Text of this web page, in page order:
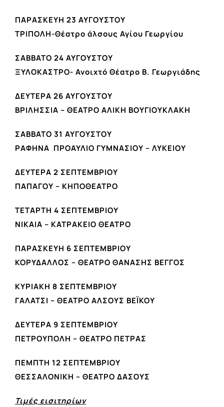
ΠΑΡΑΣΚΕΥΗ 23 ΑΥΓΟΥΣΤΟΥ
ΤΡΙΠΟΛΗ-Θέατρο άλσους Αγίου Γεωργίου
ΣΑΒΒΑΤΟ 24 ΑΥΓΟΥΣΤΟΥ
ΞΥΛΟΚΑΣΤΡΟ- Ανοιχτό Θέατρο Β. Γεωργιάδης
ΔΕΥΤΕΡΑ 26 ΑΥΓΟΥΣΤΟΥ
ΒΡΙΛΗΣΣΙΑ – ΘΕΑΤΡΟ ΑΛΙΚΗ ΒΟΥΓΙΟΥΚΛΑΚΗ
ΣΑΒΒΑΤΟ 31 ΑΥΓΟΥΣΤΟΥ
ΡΑΦΗΝΑ ΠΡΟΑΥΛΙΟ ΓΥΜΝΑΣΙΟΥ – ΛΥΚΕΙΟΥ
ΔΕΥΤΕΡΑ 2 ΣΕΠΤΕΜΒΡΙΟΥ
ΠΑΠΑΓΟΥ – ΚΗΠΟΘΕΑΤΡΟ
ΤΕΤΑΡΤΗ 4 ΣΕΠΤΕΜΒΡΙΟΥ
ΝΙΚΑΙΑ – ΚΑΤΡΑΚΕΙΟ ΘΕΑΤΡΟ
ΠΑΡΑΣΚΕΥΗ 6 ΣΕΠΤΕΜΒΡΙΟΥ
ΚΟΡΥΔΑΛΛΟΣ – ΘΕΑΤΡΟ ΘΑΝΑΣΗΣ ΒΕΓΓΟΣ
ΚΥΡΙΑΚΗ 8 ΣΕΠΤΕΜΒΡΙΟΥ
ΓΑΛΑΤΣΙ – ΘΕΑΤΡΟ ΑΛΣΟΥΣ ΒΕΪΚΟΥ
ΔΕΥΤΕΡΑ 9 ΣΕΠΤΕΜΒΡΙΟΥ
ΠΕΤΡΟΥΠΟΛΗ – ΘΕΑΤΡΟ ΠΕΤΡΑΣ
ΠΕΜΠΤΗ 12 ΣΕΠΤΕΜΒΡΙΟΥ
ΘΕΣΣΑΛΟΝΙΚΗ – ΘΕΑΤΡΟ ΔΑΣΟΥΣ
Τιμές εισιτηρίων